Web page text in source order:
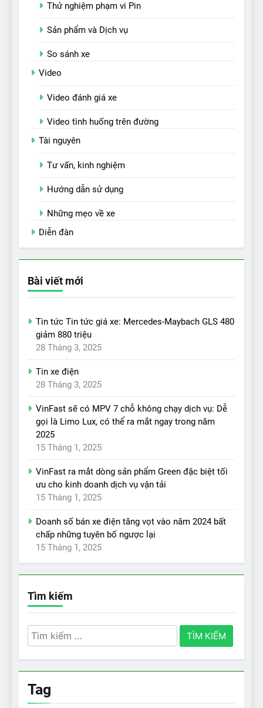
Thử nghiệm phạm vi Pin
Sản phẩm và Dịch vụ
So sánh xe
Video
Video đánh giá xe
Video tình huống trên đường
Tài nguyên
Tư vấn, kinh nghiệm
Hướng dẫn sử dụng
Những mẹo về xe
Diễn đàn
Bài viết mới
Tin tức Tin tức giá xe: Mercedes-Maybach GLS 480
giảm 880 triệu
28 Tháng 3, 2025
Tin xe điện
28 Tháng 3, 2025
VinFast sẽ có MPV 7 chỗ không chạy dịch vụ: Dễ
gọi là Limo Lux, có thể ra mắt ngay trong năm
2025
15 Tháng 1, 2025
VinFast ra mắt dòng sản phẩm Green đặc biệt tối
ưu cho kinh doanh dịch vụ vận tải
15 Tháng 1, 2025
Doanh số bán xe điện tăng vọt vào năm 2024 bất
chấp những tuyên bố ngược lại
15 Tháng 1, 2025
Tìm kiếm
Tìm
kiếm
Tag